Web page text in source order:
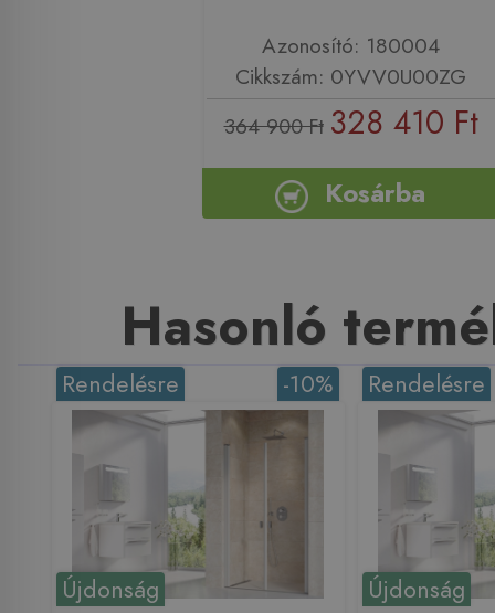
Azonosító: 180004
Cikkszám: 0YVV0U00ZG
364 900 Ft 328 410 Ft
Kosárba
Hasonló
Újdonság
-10%
Rendelésre
Újdonság
Rendelésre